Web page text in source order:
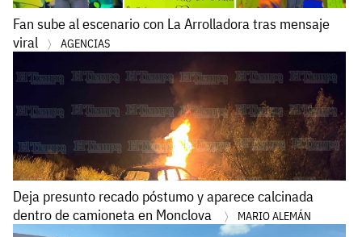
Fan sube al escenario con La Arrolladora tras mensaje
viral
AGENCIAS
Deja presunto recado póstumo y aparece calcinada
dentro de camioneta en Monclova
MARIO ALEMÁN